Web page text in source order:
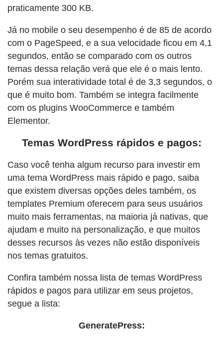
praticamente 300 KB.
Já no mobile o seu desempenho é de 85 de acordo
com o PageSpeed, e a sua velocidade ficou em 4,1
segundos, então se comparado com os outros
temas dessa relação verá que ele é o mais lento.
Porém sua interatividade total é de 3,3 segundos, o
que é muito bom. Também se integra facilmente
com os plugins WooCommerce e também
Elementor.
Temas WordPress rápidos e pagos:
Caso você tenha algum recurso para investir em
uma tema WordPress mais rápido e pago, saiba
que existem diversas opções deles também, os
templates Premium oferecem para seus usuários
muito mais ferramentas, na maioria já nativas, que
ajudam e muito na personalização, e que muitos
desses recursos às vezes não estão disponíveis
nos temas gratuitos.
Confira também nossa lista de temas WordPress
rápidos e pagos para utilizar em seus projetos,
segue a lista:
GeneratePress: